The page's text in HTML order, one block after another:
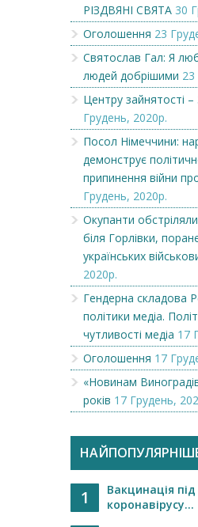
РІЗДВЯНІ СВЯТА 30
Оголошення 23
Святослав Гал: Я
людей добрішими 23
Центру зайнятості –
Грудень, 2020р.
Посол Німеччини:
демонструє
припинення війни
Грудень, 2020р.
Окупанти
біля Горлівки,
українських
2020р.
Гендерна складова
політики медіа.
чутливості медіа 17
Оголошення 17
«Новинам
років 17 Грудень,
1
Вакцинація
коронавірусу...